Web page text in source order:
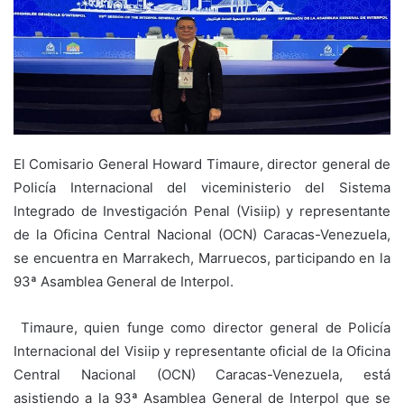
El Comisario General Howard Timaure, director general de
Policía Internacional del viceministerio del Sistema
Integrado de Investigación Penal (Visiip) y representante
de la Oficina Central Nacional (OCN) Caracas-Venezuela,
se encuentra en Marrakech, Marruecos, participando en la
93ª Asamblea General de Interpol.
Timaure, quien funge como director general de Policía
Internacional del Visiip y representante oficial de la Oficina
Central Nacional (OCN) Caracas-Venezuela, está
asistiendo a la 93ª Asamblea General de Interpol que se